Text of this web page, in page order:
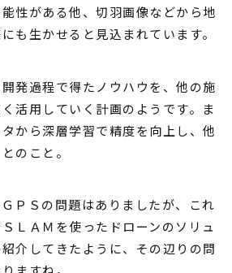
性がある他、切羽画像などから地
も生かせると見込まれています。
発過程で得たノウハウを、他の施
活用していく計画のようです。ま
から深層学習で精度を向上し、他
のこと。
ＰＳの問題はありましたが、これ
ＬＡＭを使ったドローンのソリュ
介してきたように、その辺りの問